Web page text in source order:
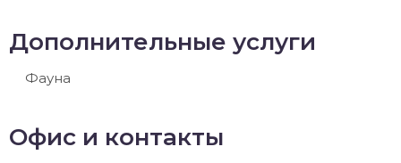
Дополнительные услуги
Фауна
Офис и контакты